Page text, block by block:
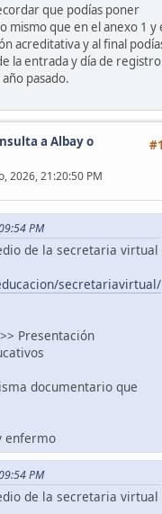
que podías poner
mismo que en el anexo 1 y
acreditativa y al final
la entrada y día de registro
pasado.
a Albay o
2026, 21:20:50 PM
PM
de la secretaria virtual
secretariavirtual/
Presentación
documentario que
enfermo
PM
de la secretaria virtual